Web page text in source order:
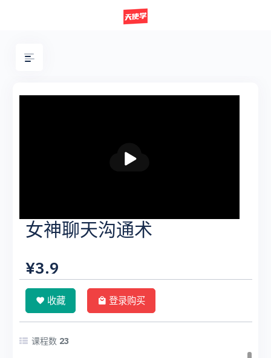
放
女神聊天沟通术
¥3.9
收藏 登录购买
课程数 23